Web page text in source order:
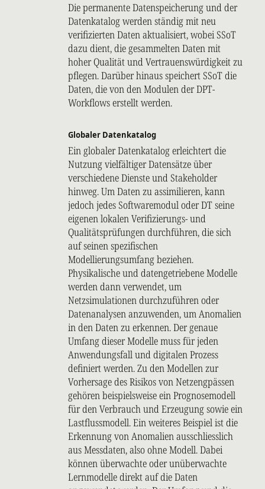
Die permanente Datenspeicherung und der
Datenkatalog werden ständig mit neu
verifizierten Daten aktualisiert, wobei SSoT
dazu dient, die gesammelten Daten mit
hoher Qualität und Vertrauenswürdigkeit zu
pflegen. Darüber hinaus speichert SSoT die
Daten, die von den Modulen der DPT-
Workflows erstellt werden.
Globaler Datenkatalog
Ein globaler Datenkatalog erleichtert die
Nutzung vielfältiger Datensätze über
verschiedene Dienste und Stakeholder
hinweg. Um Daten zu assimilieren, kann
jedoch jedes Softwaremodul oder DT seine
eigenen lokalen Verifizierungs- und
Qualitätsprüfungen durchführen, die sich
auf seinen spezifischen
Modellierungsumfang beziehen.
Physikalische und datengetriebene Modelle
werden dann verwendet, um
Netzsimulationen durchzuführen oder
Datenanalysen anzuwenden, um Anomalien
in den Daten zu erkennen. Der genaue
Umfang dieser Modelle muss für jeden
Anwendungsfall und digitalen Prozess
definiert werden. Zu den Modellen zur
Vorhersage des Risikos von Netzengpässen
gehören beispielsweise ein Prognosemodell
für den Verbrauch und Erzeugung sowie ein
Lastflussmodell. Ein weiteres Beispiel ist die
Erkennung von Anomalien ausschliesslich
aus Messdaten, also ohne Modell. Dabei
können überwachte oder unüberwachte
Lernmodelle direkt auf die Daten